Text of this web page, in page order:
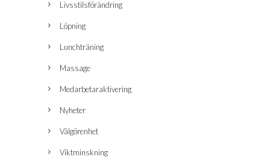
Livsstilsförändring
Löpning
Lunchträning
Massage
Medarbetaraktivering
Nyheter
Välgörenhet
Viktminskning